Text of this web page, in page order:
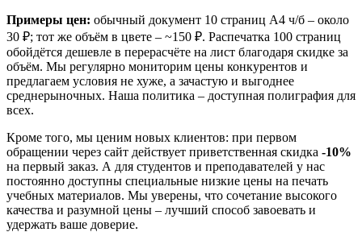
Примеры цен: обычный документ 10 страниц А4 ч/б – около
30 ₽; тот же объём в цвете – ~150 ₽. Распечатка 100 страниц
обойдётся дешевле в перерасчёте на лист благодаря скидке за
объём. Мы регулярно мониторим цены конкурентов и
предлагаем условия не хуже, а зачастую и выгоднее
среднерыночных. Наша политика – доступная полиграфия для
всех.
Кроме того, мы ценим новых клиентов: при первом
обращении через сайт действует приветственная скидка -10%
на первый заказ. А для студентов и преподавателей у нас
постоянно доступны специальные низкие цены на печать
учебных материалов. Мы уверены, что сочетание высокого
качества и разумной цены – лучший способ завоевать и
удержать ваше доверие.